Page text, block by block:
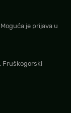
je prijava u
Fruškogorski